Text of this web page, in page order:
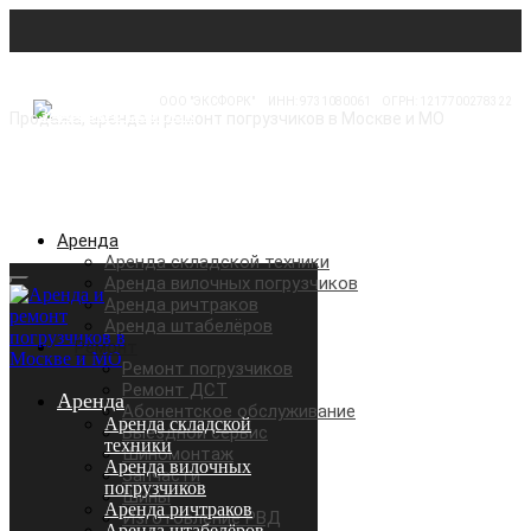
Продажа, аренда и ремонт погрузчиков в Москве и МО
Аренда
Аренда складской техники
Аренда вилочных погрузчиков
Аренда ричтраков
Аренда штабелёров
Ремонт
Ремонт погрузчиков
Ремонт ДСТ
Абонентское обслуживание
Выездной сервис
Шиномонтаж
Запчасти
Шины
Изготовление РВД
Аренда
Аренда складской
техники
Аренда вилочных
погрузчиков
Аренда ричтраков